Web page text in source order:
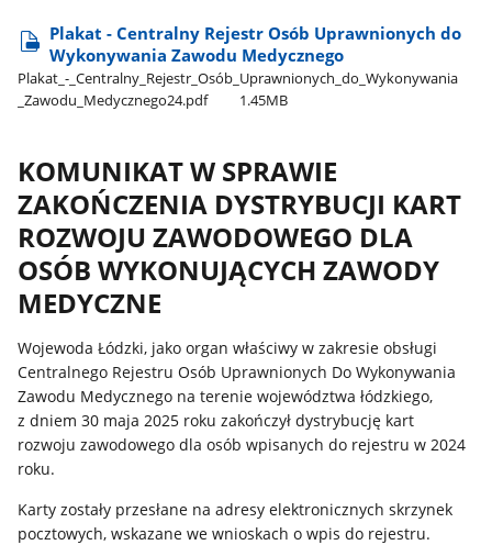
Plakat - Centralny Rejestr Osób Uprawnionych do
Wykonywania Zawodu Medycznego
Plakat​_-​_Centralny​_Rejestr​_Osób​_Uprawnionych​_do​_Wykonywania​
_Zawodu​_Medycznego24.pdf
1.45MB
KOMUNIKAT W SPRAWIE
ZAKOŃCZENIA DYSTRYBUCJI KART
ROZWOJU ZAWODOWEGO DLA
OSÓB WYKONUJĄCYCH ZAWODY
MEDYCZNE
Wojewoda Łódzki, jako organ właściwy w zakresie obsługi
Centralnego Rejestru Osób Uprawnionych Do Wykonywania
Zawodu Medycznego na terenie województwa łódzkiego,
z dniem 30 maja 2025 roku zakończył dystrybucję kart
rozwoju zawodowego dla osób wpisanych do rejestru w 2024
roku.
Karty zostały przesłane na adresy elektronicznych skrzynek
pocztowych, wskazane we wnioskach o wpis do rejestru.